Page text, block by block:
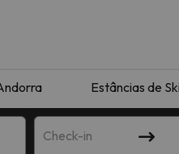
Estâncias de Ski
Check-in